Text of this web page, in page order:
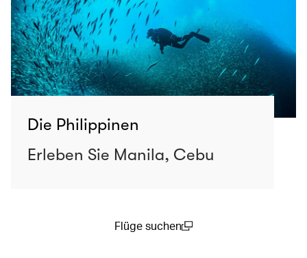
Die Philippinen
Erleben Sie Manila, Cebu
Flüge suchen